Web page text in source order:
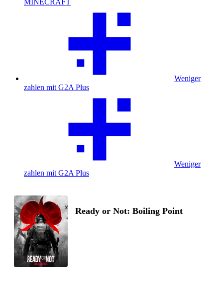
MINECRAFT
Weniger
zahlen mit G2A Plus
Weniger
zahlen mit G2A Plus
Ready or Not: Boiling Point